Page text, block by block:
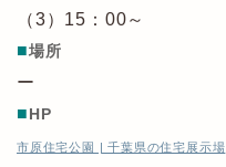
（3）15：00～
■場所
ー
■HP
市原住宅公園 | 千葉県の住宅展示場